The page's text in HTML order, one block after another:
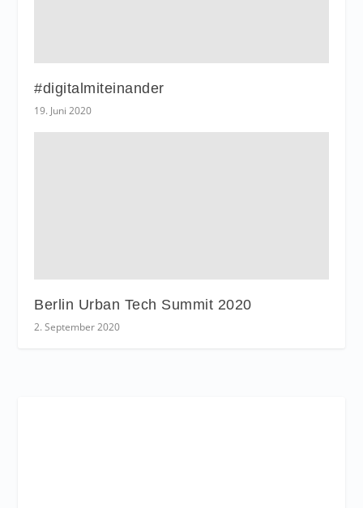
#digitalmiteinander
19. Juni 2020
Berlin Urban Tech Summit 2020
2. September 2020